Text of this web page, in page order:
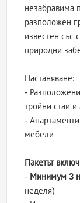
незабравима
разположен
известен със
природни
Настаняване:
-
тройни стаи и
-
мебели
Пакетът
- Минимум 3
неделя)